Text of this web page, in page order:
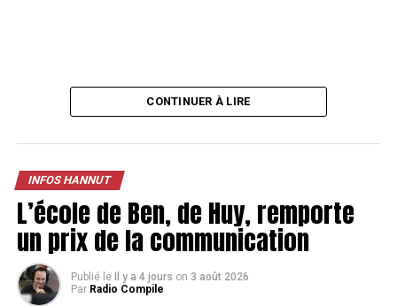
CONTINUER À LIRE
INFOS HANNUT
L’école de Ben, de Huy, remporte
un prix de la communication
Publié le Il y a 4 jours on 3 août 2026
Par Radio Compile